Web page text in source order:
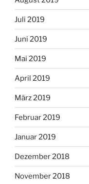
Juli 2019
Juni 2019
Mai 2019
April 2019
März 2019
Februar 2019
Januar 2019
Dezember 2018
November 2018